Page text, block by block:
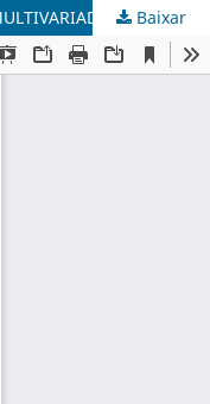
Baixar